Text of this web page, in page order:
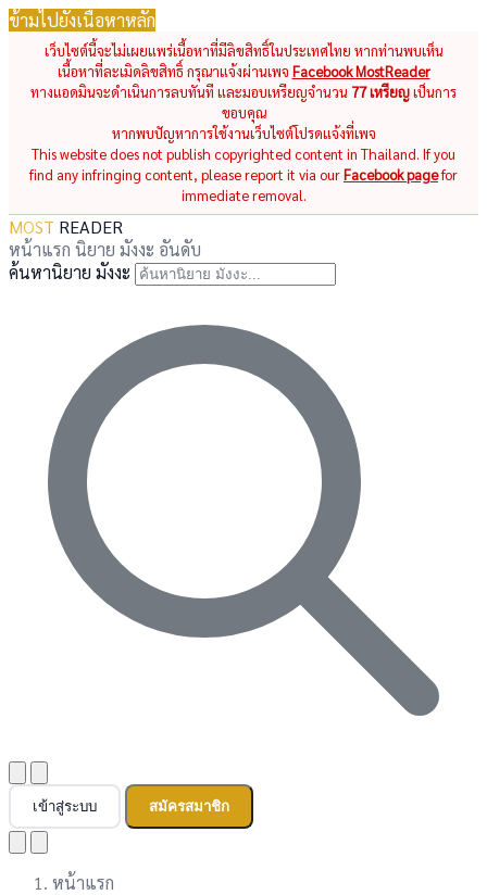
ข้ามไปยังเนื้อหาหลัก
เว็บไซต์นี้จะไม่เผยแพร่เนื้อหาที่มีลิขสิทธิ์ในประเทศไทย หากท่านพบเห็น
เนื้อหาที่ละเมิดลิขสิทธิ์ กรุณาแจ้งผ่านเพจ Facebook MostReader
ทางแอดมินจะดำเนินการลบทันที และมอบเหรียญจำนวน 77 เหรียญเป็นการ
ขอบคุณ
หากพบปัญหาการใช้งานเว็บไซต์โปรดแจ้งที่เพจ
This website does not publish copyrighted content in Thailand. If you
find any infringing content, please report it via ourFacebook pagefor
immediate removal.
MOST READER
หน้าแรก นิยาย มังงะ อันดับ
ค้นหานิยาย มังงะ
เข้าสู่ระบบ สมัครสมาชิก
หน้าแรก